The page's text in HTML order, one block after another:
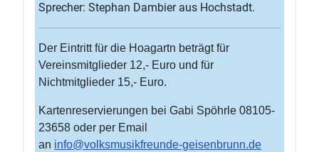
Sprecher: Stephan Dambier aus Hochstadt.
Der Eintritt für die Hoagartn beträgt für
Vereinsmitglieder 12,- Euro und für
Nichtmitglieder 15,- Euro.
Kartenreservierungen bei Gabi Spöhrle 08105-
23658 oder per Email
an info@volksmusikfreunde-geisenbrunn.de